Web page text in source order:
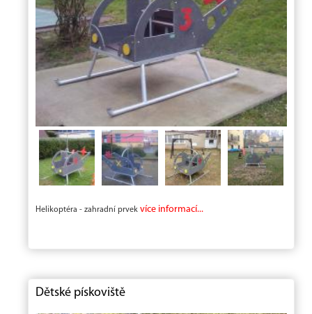
Helikoptéra - zahradní prvek více informací...
Dětské pískoviště